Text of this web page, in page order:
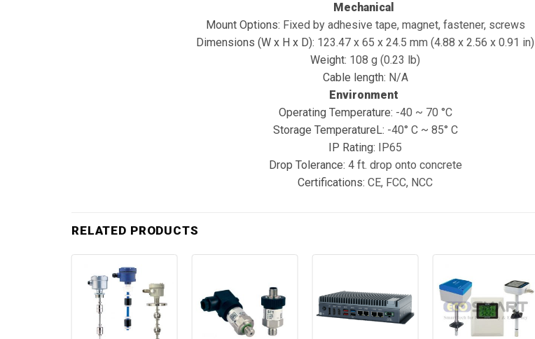
Mechanical
Mount Options: Fixed by adhesive tape, magnet, fastener, screws
Dimensions (W x H x D): 123.47 x 65 x 24.5 mm (4.88 x 2.56 x 0.91 in)
Weight: 108 g (0.23 lb)
Cable length: N/A
Environment
Operating Temperature: -40 ~ 70 °C
Storage TemperatureL: -40° C ~ 85° C
IP Rating:
IP65
Drop Tolerance: 4 ft. drop onto concrete
Certifications: CE, FCC, NCC
RELATED PRODUCTS